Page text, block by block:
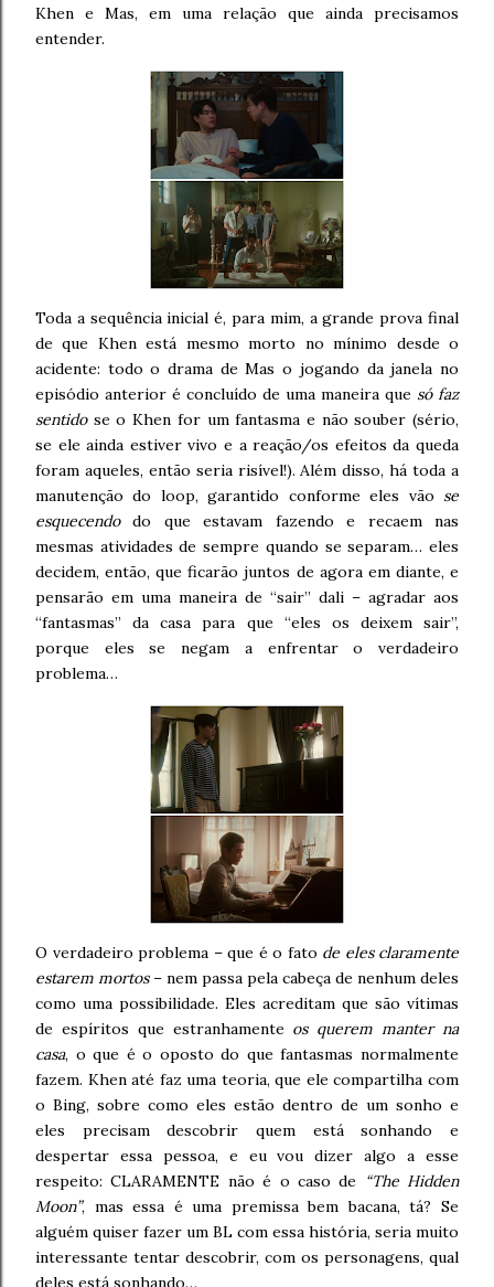
Khen e Mas, em uma relação que ainda precisamos
entender.
Toda a sequência inicial é, para mim, a grande prova final
de que Khen está mesmo morto no mínimo desde o
acidente: todo o drama de Mas o jogando da janela no
episódio anterior é concluído de uma maneira que só faz
sentidose o Khen for um fantasma e não souber (sério,
se ele ainda estiver vivo e a reação/os efeitos da queda
foram aqueles, então seria risível!). Além disso, há toda a
manutenção do loop, garantido conforme eles vão se
esquecendodo que estavam fazendo e recaem nas
mesmas atividades de sempre quando se separam… eles
decidem, então, que ficarão juntos de agora em diante, e
pensarão em uma maneira de “sair” dali – agradar aos
“fantasmas” da casa para que “eles os deixem sair”,
porque eles se negam a enfrentar o verdadeiro
problema…
O verdadeiro problema – que é o fato de eles claramente
estarem mortos– nem passa pela cabeça de nenhum deles
como uma possibilidade. Eles acreditam que são vítimas
de espíritos que estranhamente os querem manter na
casa, o que é o oposto do que fantasmas normalmente
fazem. Khen até faz uma teoria, que ele compartilha com
o Bing, sobre como eles estão dentro de um sonho e
eles precisam descobrir quem está sonhando e
despertar essa pessoa, e eu vou dizer algo a esse
respeito: CLARAMENTE não é o caso de “The Hidden
Moon”, mas essa é uma premissa bem bacana, tá? Se
alguém quiser fazer um BL com essa história, seria muito
interessante tentar descobrir, com os personagens, qual
deles está sonhando…